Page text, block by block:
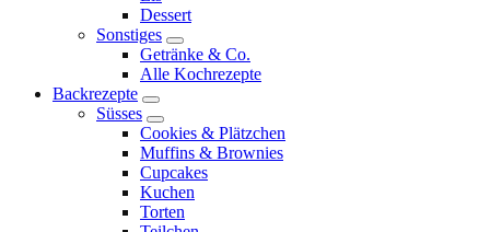
child
menu
Dessert
Sonstiges
expand
child
menu
Getränke & Co.
Alle Kochrezepte
Backrezepte
expand
child
menu
Süsses
expand
child
menu
Cookies & Plätzchen
Muffins & Brownies
Cupcakes
Kuchen
Torten